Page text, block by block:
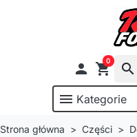
 shopping_cart
0
search
menu Kategorie
Strona główna Części